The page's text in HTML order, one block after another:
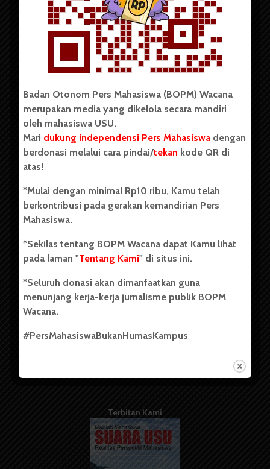
Copyright © 2023. All rights reserved BOPM WACANA.
Badan Otonom Pers Mahasiswa (BOPM) Wacana merupakan
pers mahasiswa yang berdiri di luar kampus dan dikelola
secara mandiri oleh mahasiswa Universitas Sumatera Utara
(USU). Sebelumnya BOPM Wacana merupakan salah satu
Unit Kegiatan Mahasiswa (UKM) di Universitas Sumatera
berdiri pada 1 Juli 1995.
Kontribusi
Info Iklan
Pedoman Media Siber
Kode Etik Jurnalistik
Terbitan Kami
Badan Otonom Pers Mahasiswa (BOPM) Wacana
merupakan media yang dikelola secara mandiri
oleh mahasiswa USU.
Mari dukung independensi Pers Mahasiswa dengan
berdonasi melalui cara pindai/tekan kode QR di
atas!
*Mulai dengan minimal Rp10 ribu, Kamu telah
berkontribusi pada gerakan kemandirian Pers
Mahasiswa.
*Sekilas tentang BOPM Wacana dapat Kamu lihat
pada laman "Tentang Kami" di situs ini.
*Seluruh donasi akan dimanfaatkan guna
menunjang kerja-kerja jurnalisme publik BOPM
Wacana.
#PersMahasiswaBukanHumasKampus